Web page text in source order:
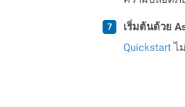
เริ่มต้นด้วย
Quickstartไ